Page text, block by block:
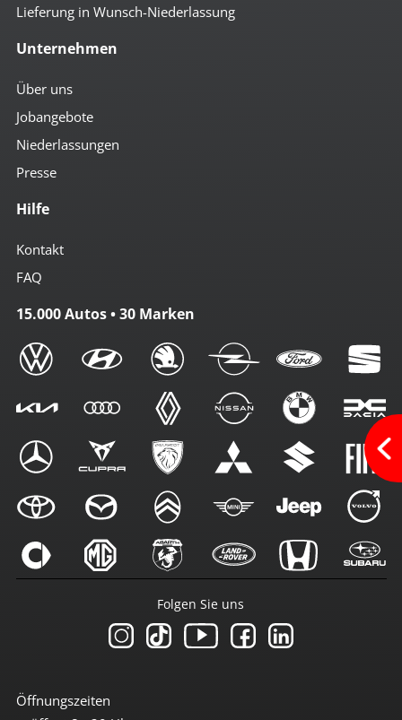
Lieferung in Wunsch-Niederlassung
Unternehmen
Über uns
Jobangebote
Niederlassungen
Presse
Hilfe
Kontakt
FAQ
15.000 Autos • 30 Marken
Öffnungszeiten
Folgen Sie uns